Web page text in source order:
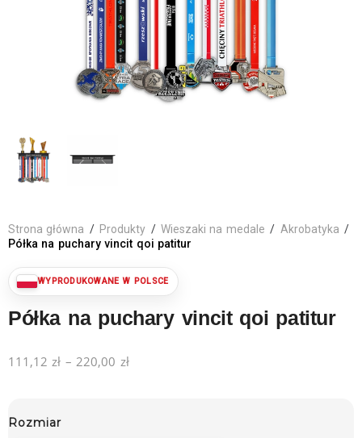
Strona główna / Produkty / Wieszaki na medale / Akrobatyka /
Półka na puchary vincit qoi patitur
Półka na puchary vincit qoi patitur
111,12zł – 220,00 zł
Rozmiar